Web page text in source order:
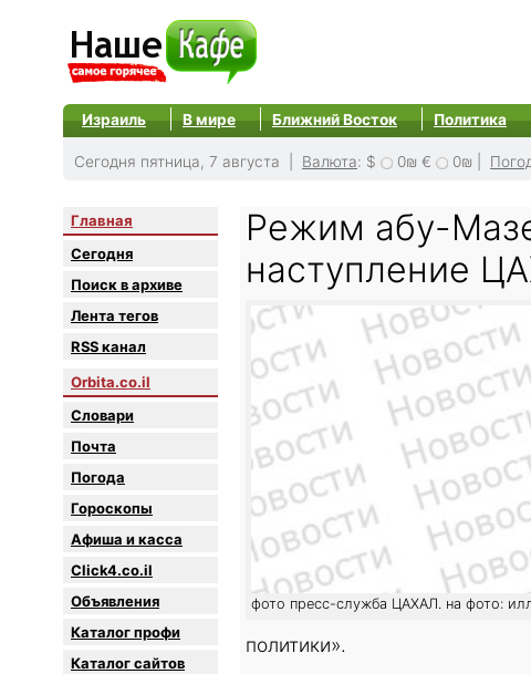
Израиль В мире Ближний Восток Политика
Сегодня пятница, 7 августа | Валюта: $ 0₪ € 0₪
Главная
Сегодня
Поиск в архиве
Лента тегов
RSS канал
Orbita.co.il
Словари
Почта
Погода
Гороскопы
Афиша и касса
Click4.co.il
Объявления
Каталог профи
Каталог сайтов
Режим абу-
наступление
фото пресс-служба ЦАХАЛ. на фото:
политики».